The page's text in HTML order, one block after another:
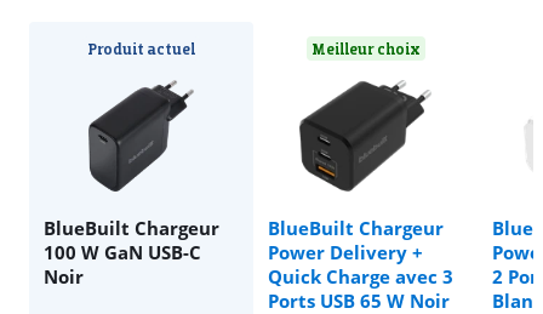
Produit actuel
BlueBuilt Chargeur
100 W GaN USB-C
Noir
Meilleur choix
BlueBuilt Chargeur
Power Delivery +
Quick Charge avec 3
Ports USB 65 W Noir
2
Blanc